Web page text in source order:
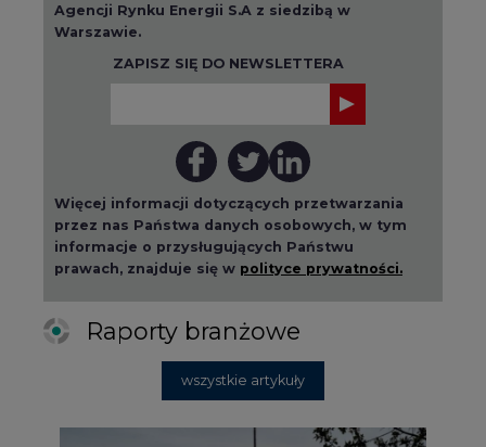
Agencji Rynku Energii S.A z siedzibą w
Warszawie.
ZAPISZ SIĘ DO NEWSLETTERA
Więcej informacji dotyczących przetwarzania
przez nas Państwa danych osobowych, w tym
informacje o przysługujących Państwu
prawach, znajduje się w polityce prywatności.
Raporty branżowe
wszystkie artykuły